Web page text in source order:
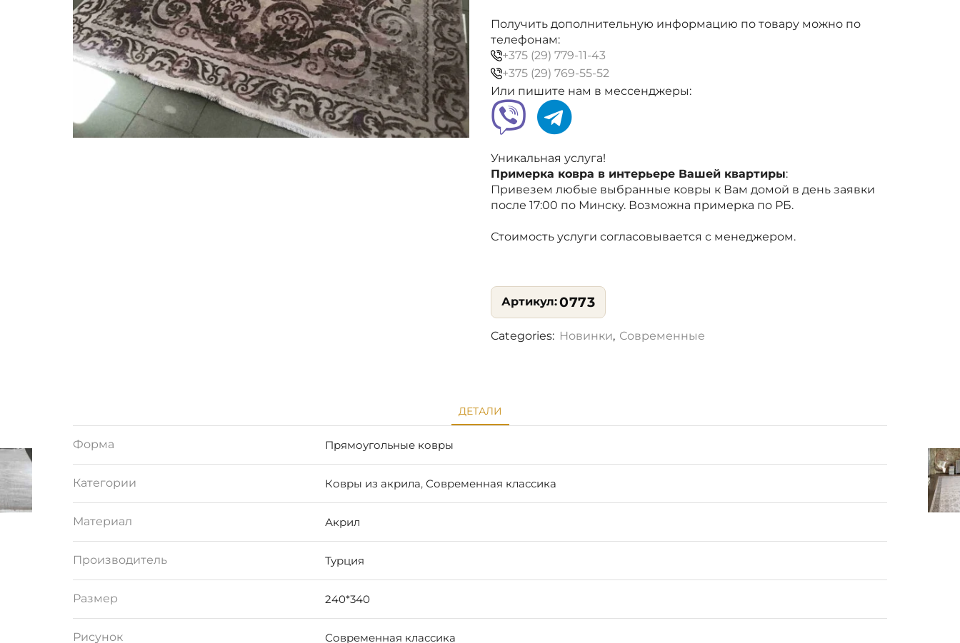
фиолетовый,
современная
классика
Получить дополнительную информацию по товару можно по
телефонам:
+375 (29) 779-11-43
+375 (29) 769-55-52
Или пишите нам в мессенджеры:
Уникальная услуга!
Примерка ковра в интерьере Вашей квартиры:
Привезем любые выбранные ковры к Вам домой в день заявки
после 17:00 по Минску. Возможна примерка по РБ.
Стоимость услуги согласовывается с менеджером.
0773
Categories: Новинки, Современные
ДЕТАЛИ
Форма Прямоугольные ковры
Категории Ковры из акрила, Современная классика
Материал Акрил
Производитель Турция
Размер 240*340
Рисунок Современная классика